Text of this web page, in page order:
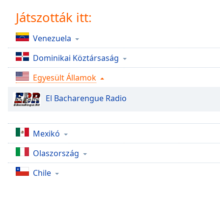
Chapters
Descriptions
descriptions
off,
selected
Subtitles
settings,
opens
subtitles
settings
dialog
Játszották itt:
Venezuela
Dominikai Köztársaság
Egyesült Államok
El Bacharengue Radio
Mexikó
Olaszország
Chile